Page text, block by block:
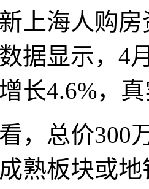
上海人购
据显示，4
长4.6%，
，总价300
熟板块或